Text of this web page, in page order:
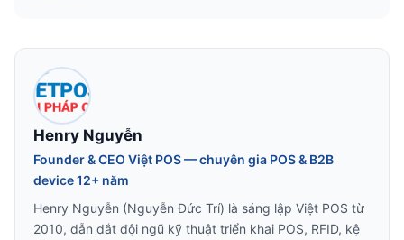
Henry Nguyễn
Founder & CEO Việt POS — chuyên gia POS & B2B
device 12+ năm
Henry Nguyễn (Nguyễn Đức Trí) là sáng lập Việt POS từ
2010, dẫn dắt đội ngũ kỹ thuật triển khai POS, RFID, kệ